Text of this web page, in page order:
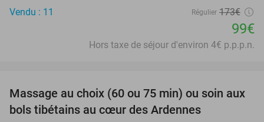
Vendu : 11
Régulier 173€
99€
Hors taxe de séjour d'environ 4€ p.p.p.n.
50%
Massage au choix (60 ou 75 min) ou soin aux
bols tibétains au cœur des Ardennes